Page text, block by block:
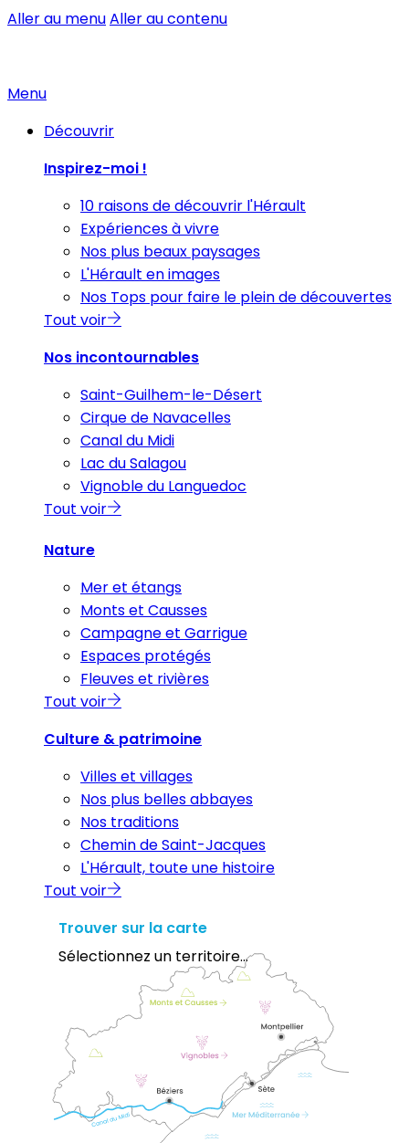
Aller au menuAller au contenu
Menu
Découvrir
Inspirez-moi !
10 raisons de découvrir l'Hérault
Expériences à vivre
Nos plus beaux paysages
L'Hérault en images
Nos Tops pour faire le plein de découvertes
Tout voir
Nos incontournables
Saint-Guilhem-le-Désert
Cirque de Navacelles
Canal du Midi
Lac du Salagou
Vignoble du Languedoc
Tout voir
Nature
Mer et étangs
Monts et Causses
Campagne et Garrigue
Espaces protégés
Fleuves et rivières
Tout voir
Culture & patrimoine
Villes et villages
Nos plus belles abbayes
Nos traditions
Chemin de Saint-Jacques
L'Hérault, toute une histoire
Tout voir
Trouver sur la carte
Sélectionnez un territoire...